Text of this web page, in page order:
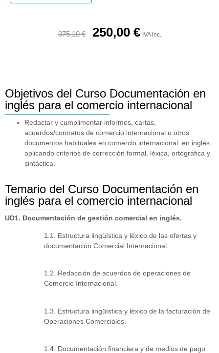
375,10€ 250,00 € IVA inc.
Objetivos del Curso Documentación en
inglés para el comercio internacional
Redactar y cumplimentar informes, cartas,
acuerdos/contratos de comercio internacional u otros
documentos habituales en comercio internacional, en inglés,
aplicando criterios de corrección formal, léxica, ortográfica y
sintáctica.
Temario del Curso Documentación en
inglés para el comercio internacional
UD1. Documentación de gestión comercial en inglés.
1.1. Estructura lingüística y léxico de las ofertas y
documentación Comercial Internacional.
1.2. Redacción de acuerdos de operaciones de
Comercio Internacional.
1.3. Estructura lingüística y léxico de la facturación de
Operaciones Comerciales.
1.4. Documentación financiera y de medios de pago